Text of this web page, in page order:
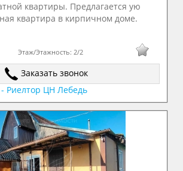
квартиры. Предлагается ую
квартира в кирпичном доме.
Этаж/Этажность: 2/2
Заказать звонок
Риелтор ЦН Лебедь